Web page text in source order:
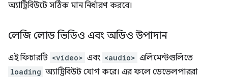
অ্যাট্রিবিউটে সঠিক মান নির্ধারণ করবে।
লেজি লোড ভিডিও এবং অডিও উপাদান
এই ফিচারটি <video> এবং <audio> এলিমেন্টগুলিতে
loading অ্যাট্রিবিউট যোগ করে। এর ফলে ডেভেলপাররা